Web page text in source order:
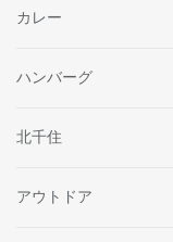
カレー
ハンバーグ
北千住
アウトドア